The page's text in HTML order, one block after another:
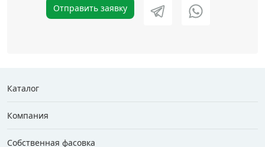
Отправить заявку
Каталог
Компания
Собственная фасовка